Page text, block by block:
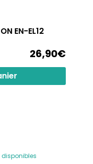
EN-EL12
26,90€